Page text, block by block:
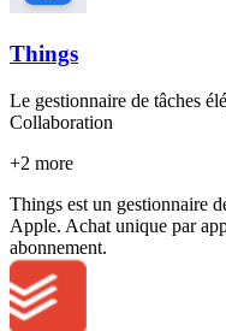
Things
Le gestionnaire de tâches
Collaboration
+2 more
Things est un gestionnaire
Apple. Achat unique par
abonnement.